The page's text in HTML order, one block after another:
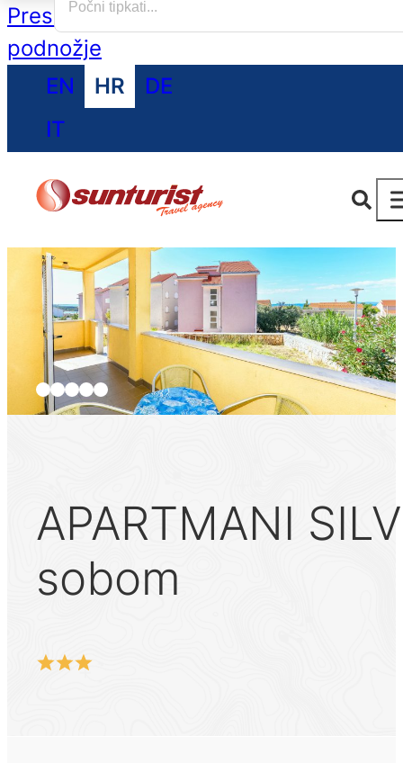
Preskoči na glavni sadržaj
podnožje
EN
HR
DE
IT
APARTMANI
sobom